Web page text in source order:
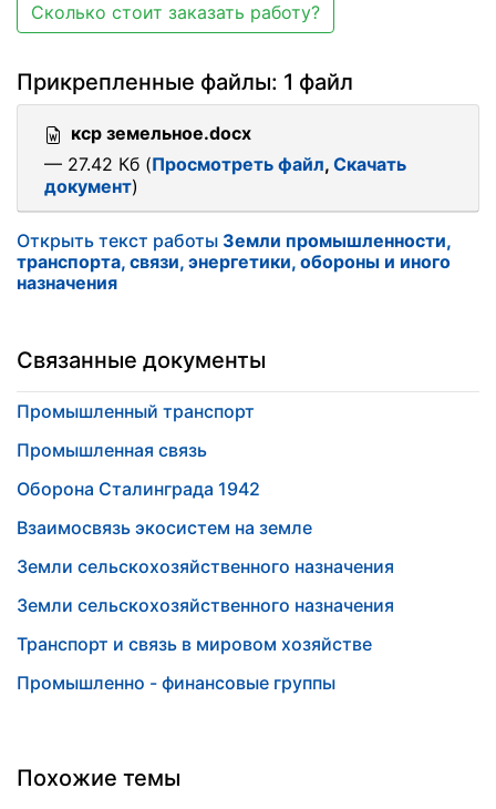
Сколько стоит заказать работу?
Прикрепленные файлы: 1 файл
кср земельное.docx
— 27.42 Кб (Просмотреть файл, Скачать
документ)
Открыть текст работы Земли промышленности,
транспорта, связи, энергетики, обороны и иного
назначения
Связанные документы
Промышленный транспорт
Промышленная связь
Оборона Сталинграда 1942
Взаимосвязь экосистем на земле
Земли сельскохозяйственного назначения
Земли сельскохозяйственного назначения
Транспорт и связь в мировом хозяйстве
Промышленно - финансовые группы
Похожие темы